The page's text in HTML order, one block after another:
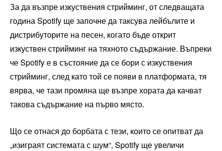
За да възпре изкуствения стрийминг, от следващата
година Spotify ще започне да таксува лейбълите и
дистрибуторите на песен, когато бъде открит
изкуствен стрийминг на тяхното съдържание. Въпреки
че Spotify е в състояние да се бори с изкуствения
стрийминг, след като той се появи в платформата, тя
вярва, че тази промяна ще възпре хората да качват
такова съдържание на първо място.
Що се отнася до борбата с тези, които се опитват да
„изиграят системата с шум“, Spotify ще увеличи